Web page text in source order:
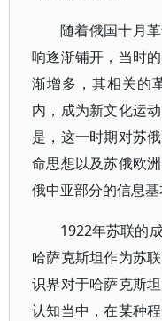
随着俄国十月
响逐渐铺开，当时
渐增多，其相关的
内，成为新文化运
是，这一时期对苏
命思想以及苏俄欧
俄中亚部分的信息基
1922年苏联的
哈萨克斯坦作为苏
识界对于哈萨克斯
认知当中，在某种